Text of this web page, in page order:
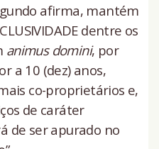
afirma, mantém
dentre os
animus domini, por
a 10 (dez) anos,
co-proprietários e,
de caráter
de ser apurado no